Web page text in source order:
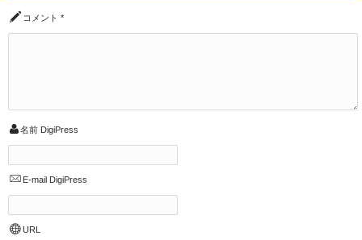
コメント *
名前 DigiPress
E-mail DigiPress
URL